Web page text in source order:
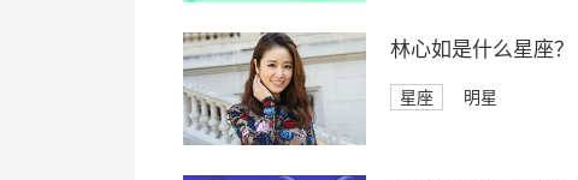
林心如是什么星座？
星座 明星